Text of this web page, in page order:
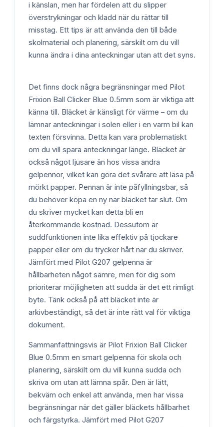
i känslan, men har fördelen att du slipper
överstrykningar och kladd när du rättar till
misstag. Ett tips är att använda den till både
skolmaterial och planering, särskilt om du vill
kunna ändra i dina anteckningar utan att det syns.
Det finns dock några begränsningar med Pilot
Frixion Ball Clicker Blue 0.5mm som är viktiga att
känna till. Bläcket är känsligt för värme – om du
lämnar anteckningar i solen eller i en varm bil kan
texten försvinna. Detta kan vara problematiskt
om du vill spara anteckningar länge. Bläcket är
också något ljusare än hos vissa andra
gelpennor, vilket kan göra det svårare att läsa på
mörkt papper. Pennan är inte påfyllningsbar, så
du behöver köpa en ny när bläcket tar slut. Om
du skriver mycket kan detta bli en
återkommande kostnad. Dessutom är
suddfunktionen inte lika effektiv på tjockare
papper eller om du trycker hårt när du skriver.
Jämfört med Pilot G207 gelpenna är
hållbarheten något sämre, men för dig som
prioriterar möjligheten att sudda är det ett rimligt
byte. Tänk också på att bläcket inte är
arkivbeständigt, så det är inte rätt val för viktiga
dokument.
Sammanfattningsvis är Pilot Frixion Ball Clicker
Blue 0.5mm en smart gelpenna för skola och
planering, särskilt om du vill kunna sudda och
skriva om utan att lämna spår. Den är lätt,
bekväm och enkel att använda, men har vissa
begränsningar när det gäller bläckets hållbarhet
och färgstyrka. Jämfört med Pilot G207